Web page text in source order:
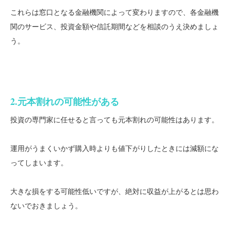
これらは窓口となる金融機関によって変わりますので、各金融機
関のサービス、投資金額や信託期間などを相談のうえ決めましょ
う。
2.元本割れの可能性がある
投資の専門家に任せると言っても元本割れの可能性はあります。
運用がうまくいかず購入時よりも値下がりしたときには減額にな
ってしまいます。
大きな損をする可能性低いですが、絶対に収益が上がるとは思わ
ないでおきましょう。